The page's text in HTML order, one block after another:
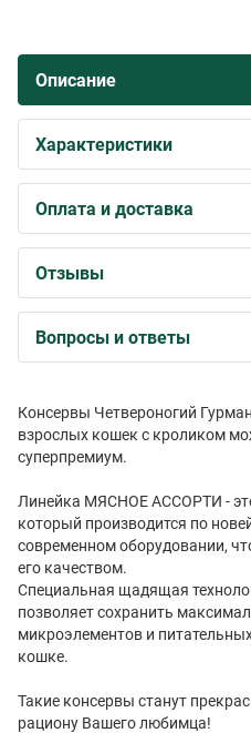
Описание
Характеристики
Оплата и доставка
Отзывы
Вопросы и ответы
Консервы Четвероногий
взрослых кошек с кроликом
суперпремиум.
Линейка МЯСНОЕ АССОРТИ -
который производится по
современном оборудовании,
его качеством.
Специальная щадящая
позволяет сохранить
микроэлементов и
кошке.
Такие консервы станут
рациону Вашего любимца!